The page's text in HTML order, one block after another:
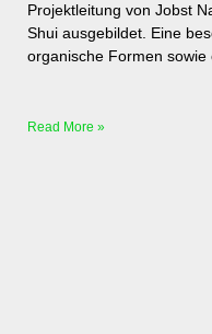
Projektleitung von Jobst
Shui ausgebildet. Eine
organische Formen sowie
Read More »